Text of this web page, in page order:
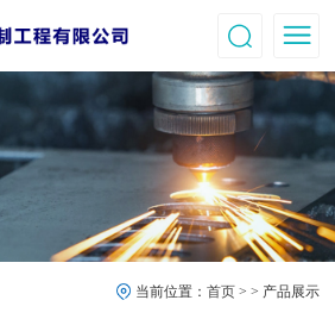
当前位置： 首页> > 产品展示